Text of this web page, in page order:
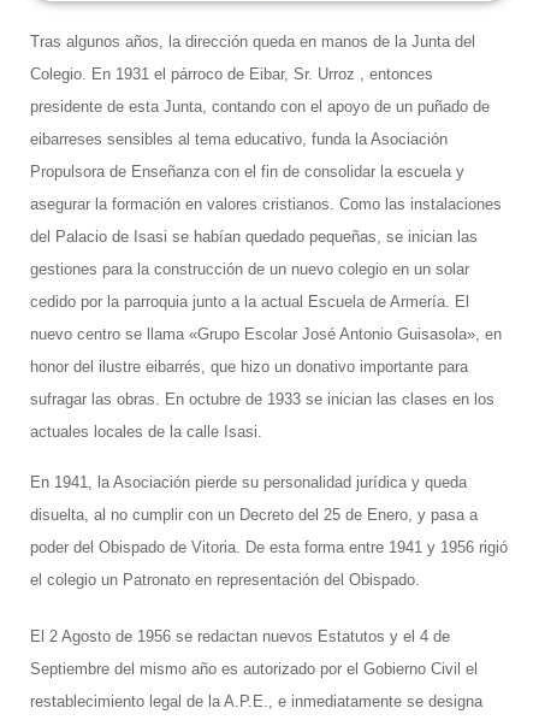
Tras algunos años, la dirección queda en manos de la Junta del
Colegio. En 1931 el párroco de Eibar, Sr. Urroz , entonces
presidente de esta Junta, contando con el apoyo de un puñado de
eibarreses sensibles al tema educativo, funda la Asociación
Propulsora de Enseñanza con el fin de consolidar la escuela y
asegurar la formación en valores cristianos. Como las instalaciones
del Palacio de Isasi se habían quedado pequeñas, se inician las
gestiones para la construcción de un nuevo colegio en un solar
cedido por la parroquia junto a la actual Escuela de Armería. El
nuevo centro se llama «Grupo Escolar José Antonio Guisasola», en
honor del ilustre eibarrés, que hizo un donativo importante para
sufragar las obras. En octubre de 1933 se inician las clases en los
actuales locales de la calle Isasi.
En 1941, la Asociación pierde su personalidad jurídica y queda
disuelta, al no cumplir con un Decreto del 25 de Enero, y pasa a
poder del Obispado de Vitoria. De esta forma entre 1941 y 1956 rigió
el colegio un Patronato en representación del Obispado.
El 2 Agosto de 1956 se redactan nuevos Estatutos y el 4 de
Septiembre del mismo año es autorizado por el Gobierno Civil el
restablecimiento legal de la A.P.E., e inmediatamente se designa